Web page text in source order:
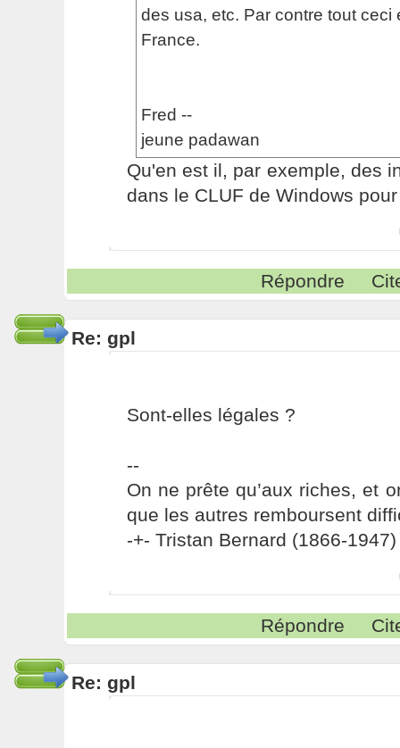
des usa, etc. Par contre tout ceci
France.
Fred --
jeune padawan
Qu'en est il, par exemple, des
dans le CLUF de Windows
Répondre
Re: gpl
Sont-elles légales ?
--
On ne prête qu’aux riches, et
que les autres remboursent
-+- Tristan Bernard (1866-1947)
Répondre
Re: gpl